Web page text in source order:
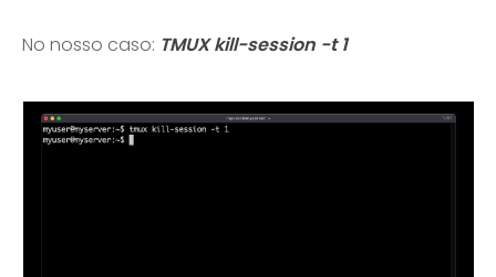
No nosso caso: TMUX kill-session -t 1